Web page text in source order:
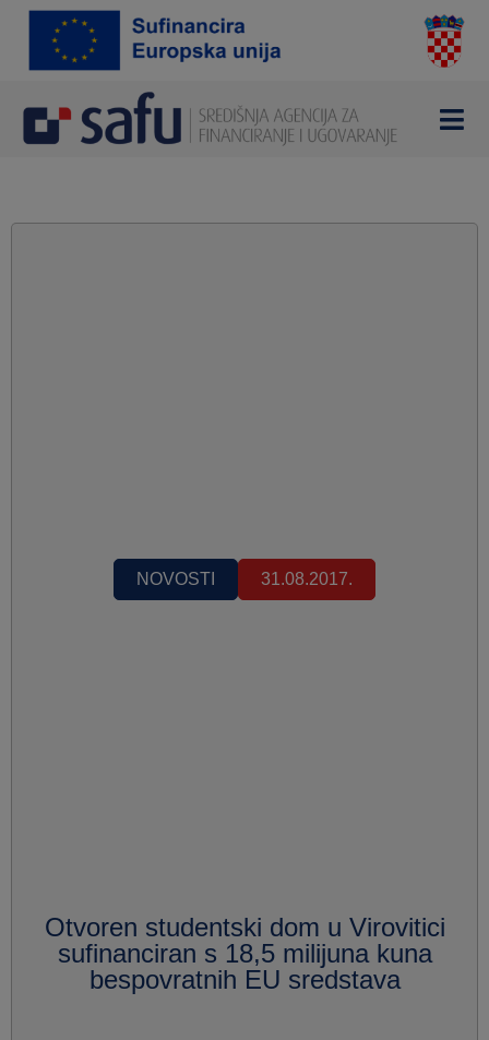
NOVOSTI 31.08.2017.
Otvoren studentski dom u Virovitici
sufinanciran s 18,5 milijuna kuna
bespovratnih EU sredstava